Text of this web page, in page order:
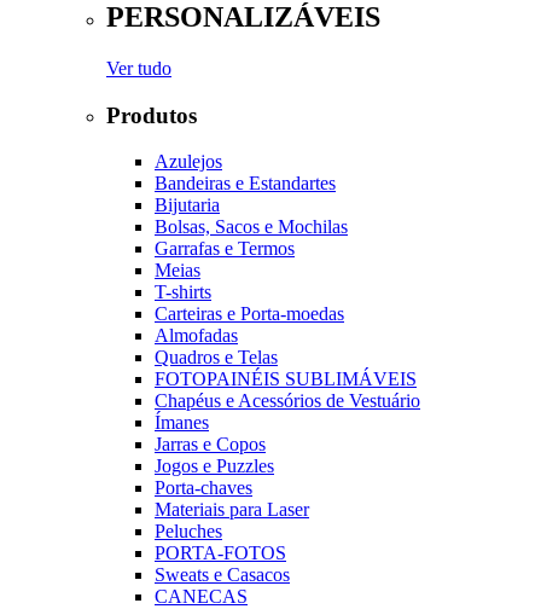
PERSONALIZÁVEIS
Ver tudo
Produtos
Azulejos
Bandeiras e Estandartes
Bijutaria
Bolsas, Sacos e Mochilas
Garrafas e Termos
Meias
T-shirts
Carteiras e Porta-moedas
Almofadas
Quadros e Telas
FOTOPAINÉIS SUBLIMÁVEIS
Chapéus e Acessórios de Vestuário
Ímanes
Jarras e Copos
Jogos e Puzzles
Porta-chaves
Materiais para Laser
Peluches
PORTA-FOTOS
Sweats e Casacos
CANECAS